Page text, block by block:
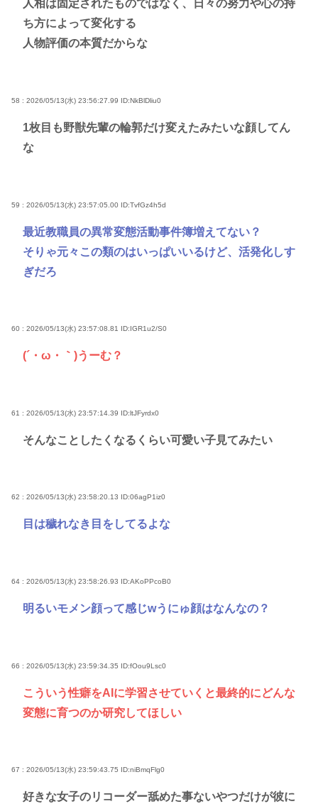
人相は固定されたものではなく、日々の努力や心の持
ち方によって変化する
人物評価の本質だからな
58 : 2026/05/13(水) 23:56:27.99 ID:NkBlDliu0
1枚目も野獣先輩の輪郭だけ変えたみたいな顔してん
な
59 : 2026/05/13(水) 23:57:05.00 ID:TvfGz4h5d
最近教職員の異常変態活動事件簿増えてない？
そりゃ元々この類のはいっぱいいるけど、活発化しす
ぎだろ
60 : 2026/05/13(水) 23:57:08.81 ID:IGR1u2/S0
(´・ω・｀)うーむ？
61 : 2026/05/13(水) 23:57:14.39 ID:ltJFyrdx0
そんなことしたくなるくらい可愛い子見てみたい
62 : 2026/05/13(水) 23:58:20.13 ID:06agP1iz0
目は穢れなき目をしてるよな
64 : 2026/05/13(水) 23:58:26.93 ID:AKoPPcoB0
明るいモメン顔って感じwうにゅ顔はなんなの？
66 : 2026/05/13(水) 23:59:34.35 ID:fOou9Lsc0
こういう性癖をAIに学習させていくと最終的にどんな
変態に育つのか研究してほしい
67 : 2026/05/13(水) 23:59:43.75 ID:niBmqFlg0
好きな女子のリコーダー舐めた事ないやつだけが彼に